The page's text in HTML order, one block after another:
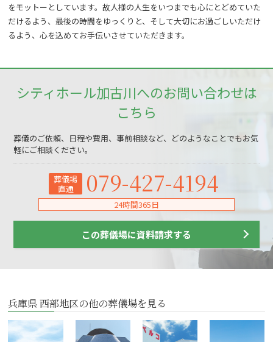
をモットーとしています。故人様の人生をいつまでも心にとどめていた
だけるよう、最後の時間をゆっくりと、そして大切にお過ごしいただけ
るよう、心を込めてお手伝いさせていただきます。
シティホール加古川へのお問い合わせは
こちら
葬儀のご依頼、日程や費用、事前相談など、どのようなことでもお気
軽にご相談ください。
葬儀場
直通
079-427-4194
24時間365日
この葬儀場に資料請求する
兵庫県 西部地区の他の葬儀場を見る